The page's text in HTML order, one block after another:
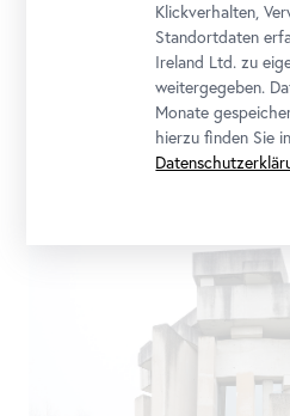
Kirche Zur Heiligsten Dreifaltigkeit
Klickverhalten,
Standortdaten
Ireland Ltd. zu
weitergegeben.
Monate
hierzu finden Sie